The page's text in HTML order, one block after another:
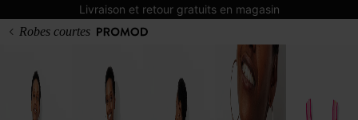
Livraison et retour gratuits en magasin
Robes courtes